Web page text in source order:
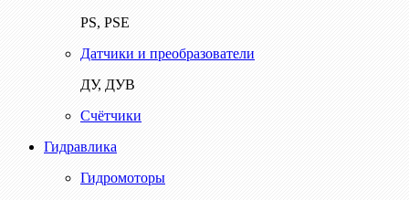
PS, PSE
Датчики и преобразователи
ДУ, ДУВ
Счётчики
Гидравлика
Гидромоторы